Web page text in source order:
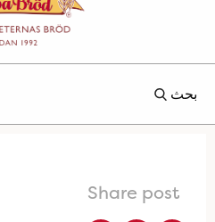
بحث
Share post